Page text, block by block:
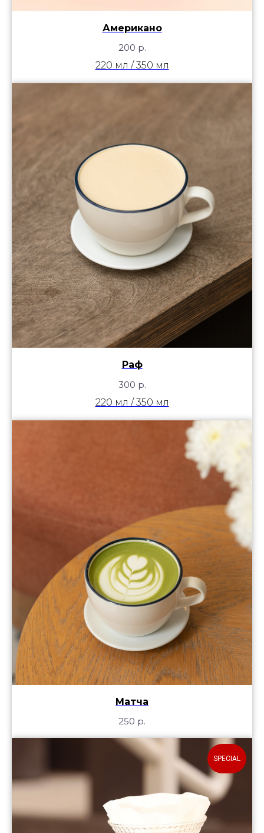
Американо
200 р.
220 мл / 350 мл
Раф
300 р.
220 мл / 350 мл
Матча
250 р.
SPECIAL